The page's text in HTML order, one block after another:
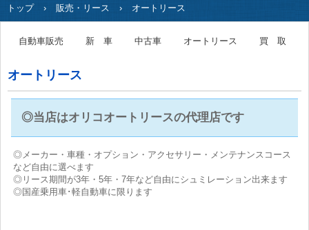
トップ › 販売・リース › オートリース
自動車販売 新 車 中古車 オートリース 買 取
オートリース
◎当店はオリコオートリースの代理店です
◎メーカー・車種・オプション・アクセサリー・メンテナンスコース
など自由に選べます
◎リース期間が3年・5年・7年など自由にシュミレーション出来ます
◎国産乗用車･軽自動車に限ります